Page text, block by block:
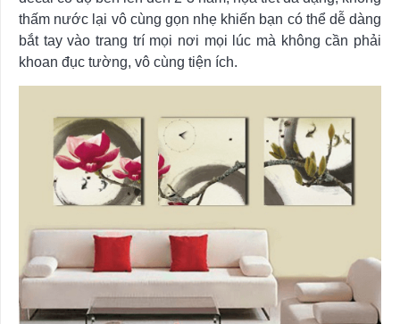
thấm nước lại vô cùng gọn nhẹ khiến bạn có thể dễ dàng
bắt tay vào trang trí mọi nơi mọi lúc mà không cần phải
khoan đục tường, vô cùng tiện ích.